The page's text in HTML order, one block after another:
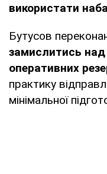
використати
Бутусов
замислитись над
оперативних
практику
мінімальної